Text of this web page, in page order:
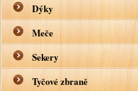
Dýky
Meče
Sekery
Tyčové zbraně